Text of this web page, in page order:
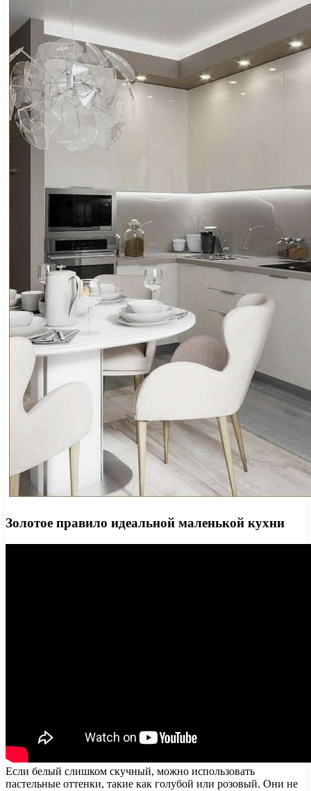
Золотое правило идеальной маленькой кухни
Если белый слишком скучный, можно использовать
пастельные оттенки, такие как голубой или розовый. Они не